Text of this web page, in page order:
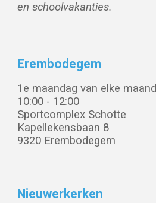
en schoolvakanties.
Erembodegem
1e maandag van elke maand
10:00 - 12:00
Sportcomplex Schotte
Kapellekensbaan 8
9320 Erembodegem
Nieuwerkerken